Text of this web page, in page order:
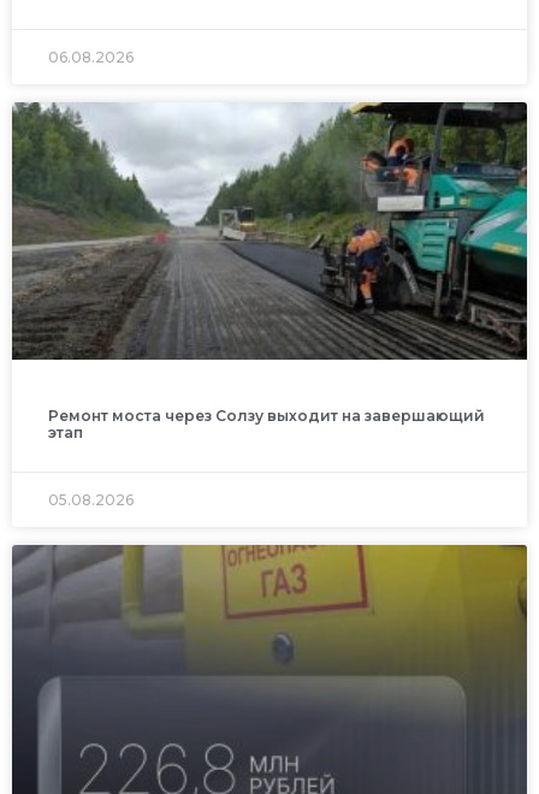
06.08.2026
Ремонт моста через Солзу выходит на завершающий
этап
05.08.2026